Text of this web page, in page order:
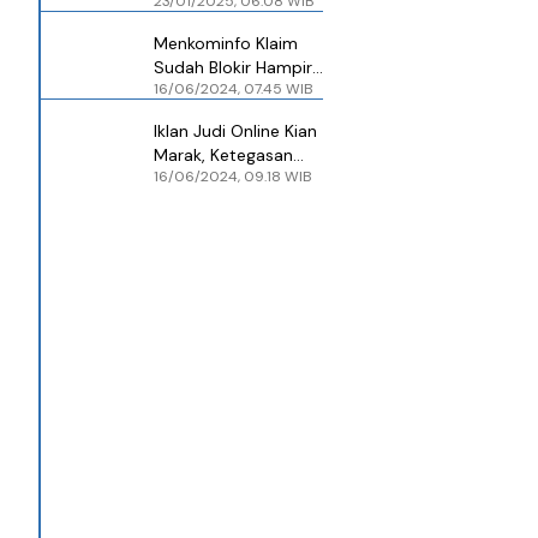
Menkominfo Klaim
Sudah Blokir Hampir
3 Juta Konten Judi
16/06/2024, 07.45 WIB
Iklan Judi Online Kian
Marak, Ketegasan
Pemerintah Dinanti
16/06/2024, 09.18 WIB